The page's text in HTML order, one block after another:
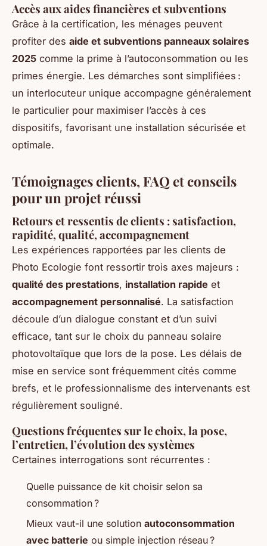
Accès aux aides financières et subventions
Grâce à la certification, les ménages peuvent
profiter des aide et subventions panneaux solaires
2025 comme la prime à l’autoconsommation ou les
primes énergie. Les démarches sont simplifiées :
un interlocuteur unique accompagne généralement
le particulier pour maximiser l’accès à ces
dispositifs, favorisant une installation sécurisée et
optimale.
Témoignages clients, FAQ et conseils
pour un projet réussi
Retours et ressentis de clients : satisfaction,
rapidité, qualité, accompagnement
Les expériences rapportées par les clients de
Photo Ecologie font ressortir trois axes majeurs :
qualité des prestations, installation rapide et
accompagnement personnalisé. La satisfaction
découle d’un dialogue constant et d’un suivi
efficace, tant sur le choix du panneau solaire
photovoltaïque que lors de la pose. Les délais de
mise en service sont fréquemment cités comme
brefs, et le professionnalisme des intervenants est
régulièrement souligné.
Questions fréquentes sur le choix, la pose,
l’entretien, l’évolution des systèmes
Certaines interrogations sont récurrentes :
Quelle puissance de kit choisir selon sa
consommation ?
Mieux vaut-il une solution autoconsommation
avec batterie ou simple injection réseau ?